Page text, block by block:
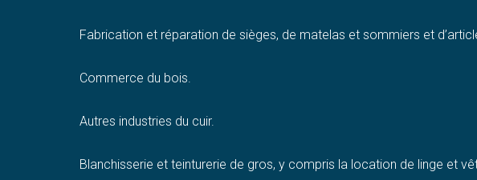
Fabrication et réparation de sièges, de matelas et sommiers et
Commerce du bois.
Autres industries du cuir.
Blanchisserie et teinturerie de gros, y compris la location de linge et